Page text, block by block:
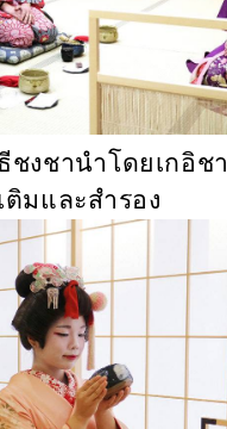
ชงชานำโดยเกอิชา
มและสำรอง